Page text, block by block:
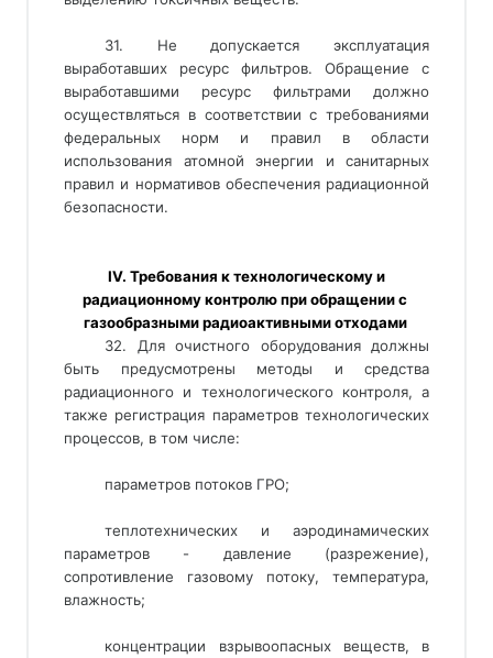
31. Не допускается эксплуатация
выработавших ресурс фильтров. Обращение с
выработавшими ресурс фильтрами должно
осуществляться в соответствии с требованиями
федеральных норм и правил в области
использования атомной энергии и санитарных
правил и нормативов обеспечения радиационной
безопасности.
радиационному контролю при обращении с
газообразными радиоактивными отходами
32. Для очистного оборудования должны
быть предусмотрены методы и средства
радиационного и технологического контроля, а
также регистрация параметров технологических
процессов, в том числе:
параметров потоков ГРО;
теплотехнических и аэродинамических
параметров - давление (разрежение),
сопротивление газовому потоку, температура,
влажность;
концентрации взрывоопасных веществ, в